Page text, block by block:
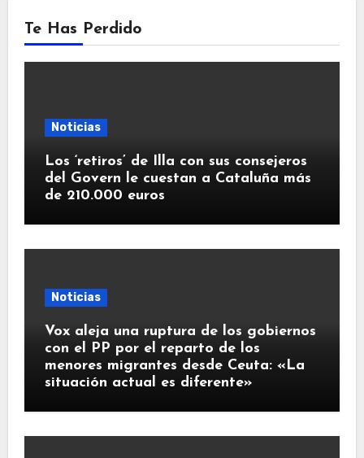
Te Has Perdido
Noticias
Los ‘retiros’ de Illa con sus consejeros
del Govern le cuestan a Cataluña más
de 210.000 euros
Noticias
Vox aleja una ruptura de los gobiernos
con el PP por el reparto de los
menores migrantes desde Ceuta: «La
situación actual es diferente»